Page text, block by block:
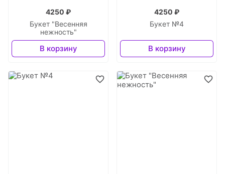
Букет "Весенняя
нежность"
4250 ₽
В корзину
Букет №4
4250 ₽
В корзину